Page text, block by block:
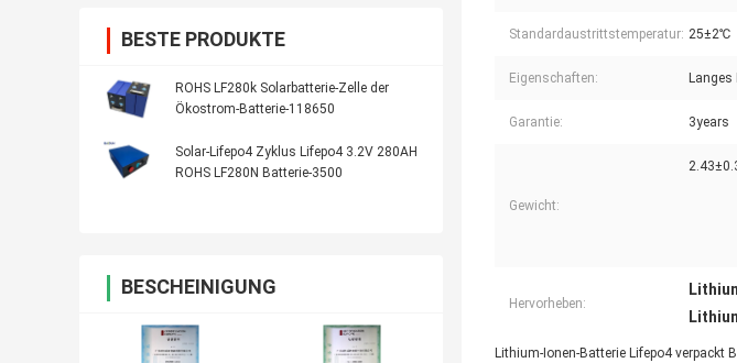
BESTE PRODUKTE
ROHS LF280k Solarbatterie-Zelle der
Ökostrom-Batterie-118650
Solar-Lifepo4 Zyklus Lifepo4 3.2V 280AH
ROHS LF280N Batterie-3500
BESCHEINIGUNG
Standardaustrittstemperatur: 25±2℃
Eigenschaften: Langes
Garantie: 3years
Gewicht:
Hervorheben:
Lithium-Ionen-Batterie Lifepo4 verpackt